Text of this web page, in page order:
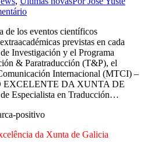
de los eventos científicos
previstas en cada
Investigación y el Programa
& Paratraducción (T&P), el
Internacional (MTCI) –
DA XUNTA DE
Especialista en Traducción…
da Xunta de Galicia